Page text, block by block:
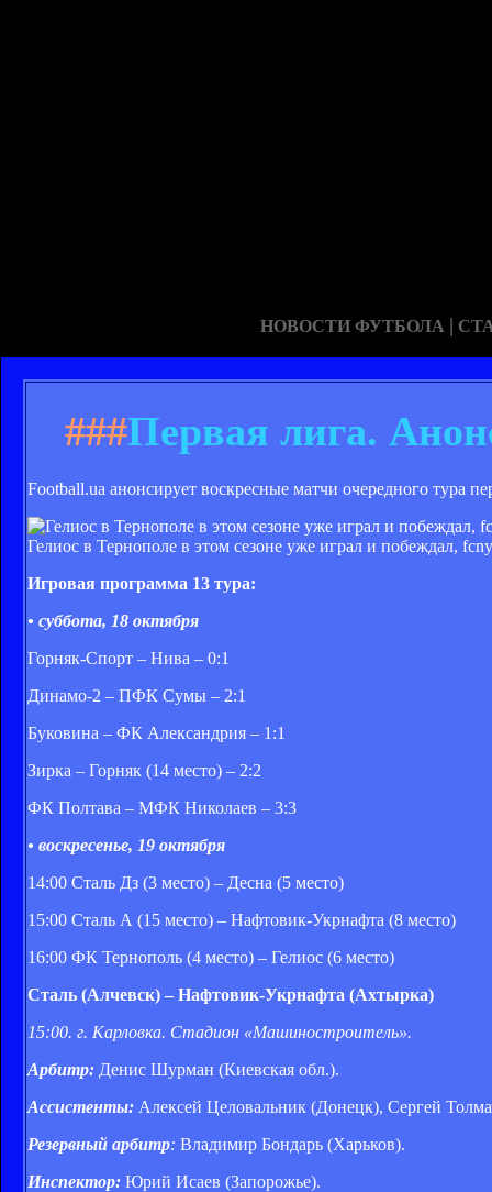
НОВОСТИ ФУТБОЛА |
###Первая лига.
Football.ua анонсирует воскресные матчи очередного тура
Гелиос в Тернополе в этом сезоне уже играл и побеждал,
Игровая программа 13 тура:
• суббота, 18 октября
Горняк-Спорт – Нива – 0:1
Динамо-2 – ПФК Сумы – 2:1
Буковина – ФК Александрия – 1:1
Зирка – Горняк (14 место) – 2:2
ФК Полтава – МФК Николаев – 3:3
• воскресенье, 19 октября
14:00 Сталь Дз (3 место) – Десна (5 место)
15:00 Сталь А (15 место) – Нафтовик-Укрнафта (8 место)
16:00 ФК Тернополь (4 место) – Гелиос (6 место)
Сталь (Алчевск) – Нафтовик-Укрнафта (Ахтырка)
15:00. г. Карловка. Стадион «Машиностроитель».
Арбитр: Денис Шурман (Киевская обл.).
Ассистенты: Алексей Целовальник (Донецк), Сергей
Резервный арбитр: Владимир Бондарь (Харьков).
Инспектор: Юрий Исаев (Запорожье).